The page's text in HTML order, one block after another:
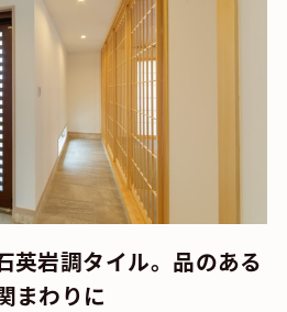
英岩調タイル。品のある
まわりに